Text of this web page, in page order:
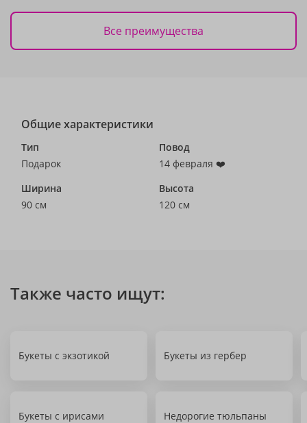
Все преимущества
Общие характеристики
Тип
Подарок
Повод
14 февраля ❤️
Ширина
90 см
Высота
120 см
Также часто ищут:
Букеты с экзотикой Букеты из гербер
Букеты с ирисами Недорогие тюльпаны